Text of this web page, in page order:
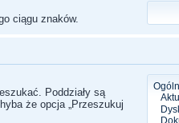
ciągu znaków.
Poddziały są
że opcja „Przeszukuj